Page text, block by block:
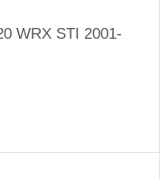
WRX STI 2001-